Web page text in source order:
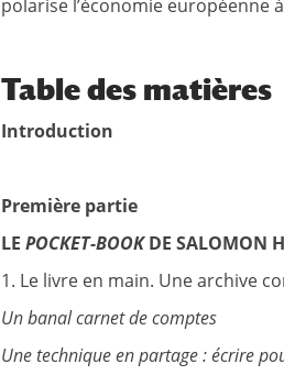
polarise l’économie européenne
Table des matières
Introduction
Première partie
LE POCKET-BOOKDE SALOMON
1. Le livre en main. Une archive
Un banal carnet de comptes
Une technique en partage : écrire